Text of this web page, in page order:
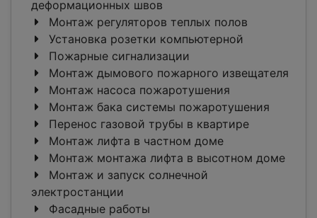
деформационных швов
Монтаж регуляторов теплых полов
Установка розетки компьютерной
Пожарные сигнализации
Монтаж дымового пожарного извещателя
Монтаж насоса пожаротушения
Монтаж бака системы пожаротушения
Перенос газовой трубы в квартире
Монтаж лифта в частном доме
Монтаж монтажа лифта в высотном доме
Монтаж и запуск солнечной
электростанции
Фасадные работы